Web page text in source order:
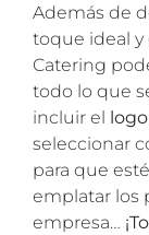
Además de
toque ideal y
Catering
todo lo que
incluir el
seleccionar
para que
emplatar los
empresa…